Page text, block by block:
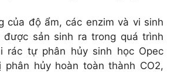
của độ ẩm, các enzim và vi sinh
sản sinh ra trong quá trình
rác tự phân hủy sinh học Opec
phân hủy hoàn toàn thành CO2,